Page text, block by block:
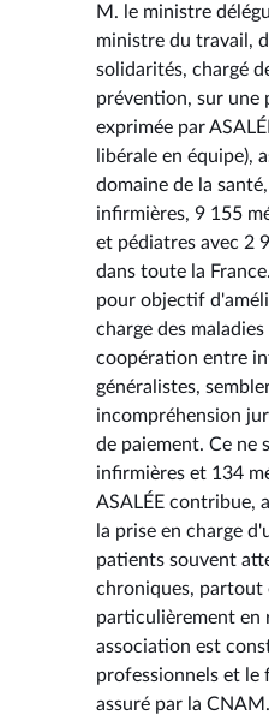
M. le ministre
ministre du travail,
solidarités, chargé
prévention, sur une
exprimée par
libérale en équipe),
domaine de la
infirmières, 9 155
et pédiatres avec 2
dans toute la
pour objectif
charge des
coopération entre
généralistes,
incompréhension
de paiement. Ce ne
infirmières et 134
ASALÉE contribue,
la prise en charge
patients souvent
chroniques, partout
particulièrement en
association est
professionnels et le
assuré par la